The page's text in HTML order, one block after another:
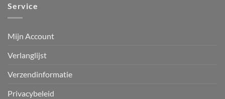
Service
Mijn Account
Verlanglijst
Verzendinformatie
Privacybeleid